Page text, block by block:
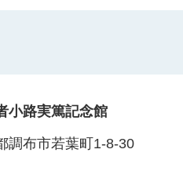
小路実篤記念館
調布市若葉町1-8-30